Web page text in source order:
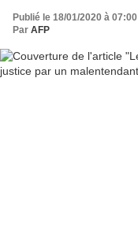
Publié le 18/01/2020 à 07:00
Par AFP